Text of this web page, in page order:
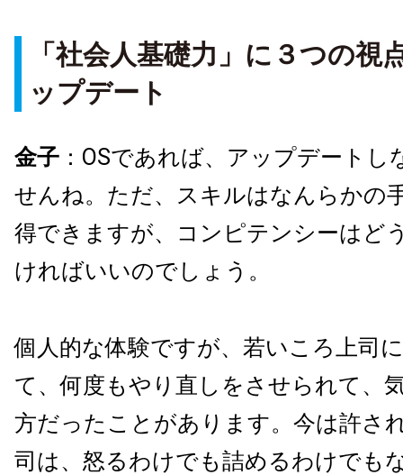
「社会人基礎力」に３つの視
ップデート
金子 ：OSであれば、アップデート
せんね。ただ、スキルはなんらかの
得できますが、コンピテンシーはど
ければいいのでしょう。
個人的な体験ですが、若いころ上司
て、何度もやり直しをさせられて、
方だったことがあります。今は許さ
司は、怒るわけでも詰めるわけでも